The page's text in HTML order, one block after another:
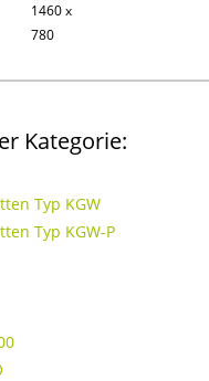
1460 x
780
Kategorie:
Typ KGW
Typ KGW-P